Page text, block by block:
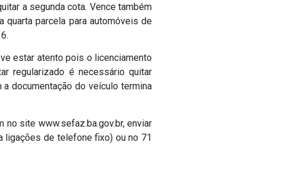
a segunda cota. Vence também
parcela para automóveis de
estar atento pois o licenciamento
regularizado é necessário quitar
documentação do veículo termina
site www.sefaz.ba.gov.br, enviar
ligações de telefone fixo) ou no 71